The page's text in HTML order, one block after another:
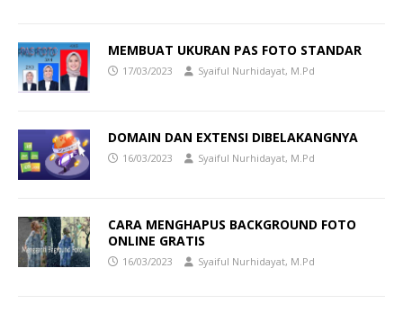
MEMBUAT UKURAN PAS FOTO STANDAR
17/03/2023 Syaiful Nurhidayat, M.Pd
DOMAIN DAN EXTENSI DIBELAKANGNYA
16/03/2023 Syaiful Nurhidayat, M.Pd
CARA MENGHAPUS BACKGROUND FOTO
ONLINE GRATIS
16/03/2023 Syaiful Nurhidayat, M.Pd